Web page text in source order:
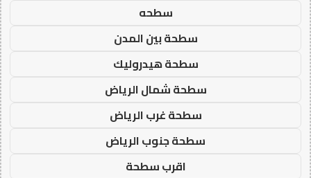
سطحه
سطحة بين المدن
سطحة هيدروليك
سطحة شمال الرياض
سطحة غرب الرياض
سطحة جنوب الرياض
اقرب سطحة